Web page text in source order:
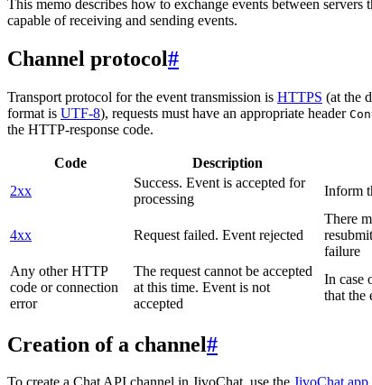
This memo describes how to exchange events between
capable of receiving and sending events.
Channel protocol#
Transport protocol for the event transmission is HTTPS (at the
format is UTF-8), requests must have an appropriate header
the HTTP-response code.
Code Description
2xx
Success. Event is accepted for
processing
Inform
4xx Request failed. Event rejected
There
failure
Any other HTTP
code or connection
error
The request cannot be accepted
at this time. Event is not
accepted
In case
that the
Creation of a channel#